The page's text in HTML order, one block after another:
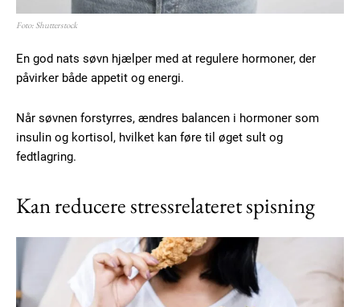
100DKK
Etiam est nibh, lobortis sit
Ut mollis pellentesque tortor
Nullam eu erat condimentum
YEARLY PRICING MONTHLY PRICING
Foto: Shutterstock
En god nats søvn hjælper med at regulere hormoner, der
påvirker både appetit og energi.
Når søvnen forstyrres, ændres balancen i hormoner som
insulin og kortisol, hvilket kan føre til øget sult og
fedtlagring.
Kan reducere stressrelateret spisning